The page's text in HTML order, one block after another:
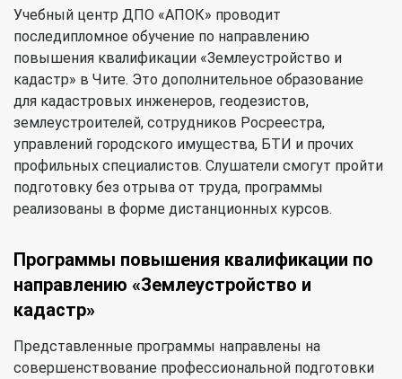
Учебный центр ДПО «АПОК» проводит
последипломное обучение по направлению
повышения квалификации «Землеустройство и
кадастр» в Чите. Это дополнительное образование
для кадастровых инженеров, геодезистов,
землеустроителей, сотрудников Росреестра,
управлений городского имущества, БТИ и прочих
профильных специалистов. Слушатели смогут пройти
подготовку без отрыва от труда, программы
реализованы в форме дистанционных курсов.
Программы повышения квалификации по
направлению «Землеустройство и
кадастр»
Представленные программы направлены на
совершенствование профессиональной подготовки